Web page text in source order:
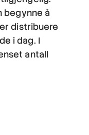
begynne å
distribuere
i dag. I
antall